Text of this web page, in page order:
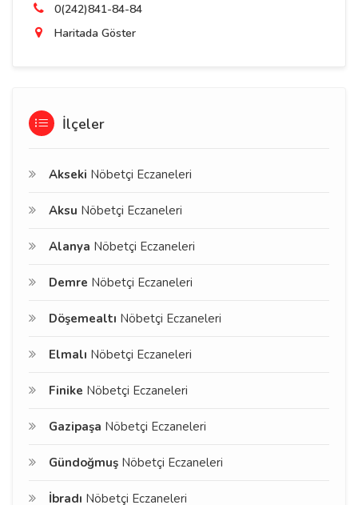
0(242)841-84-84
Haritada Göster
İlçeler
Akseki Nöbetçi Eczaneleri
Aksu Nöbetçi Eczaneleri
Alanya Nöbetçi Eczaneleri
Demre Nöbetçi Eczaneleri
Döşemealtı Nöbetçi Eczaneleri
Elmalı Nöbetçi Eczaneleri
Finike Nöbetçi Eczaneleri
Gazipaşa Nöbetçi Eczaneleri
Gündoğmuş Nöbetçi Eczaneleri
İbradı Nöbetçi Eczaneleri